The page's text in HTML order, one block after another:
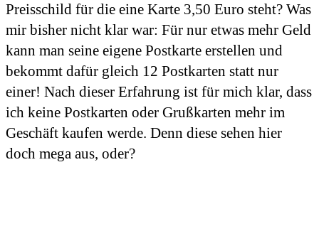
Preisschild für die eine Karte 3,50 Euro steht? Was
mir bisher nicht klar war: Für nur etwas mehr Geld
kann man seine eigene Postkarte erstellen und
bekommt dafür gleich 12 Postkarten statt nur
einer! Nach dieser Erfahrung ist für mich klar, dass
ich keine Postkarten oder Grußkarten mehr im
Geschäft kaufen werde. Denn diese sehen hier
doch mega aus, oder?